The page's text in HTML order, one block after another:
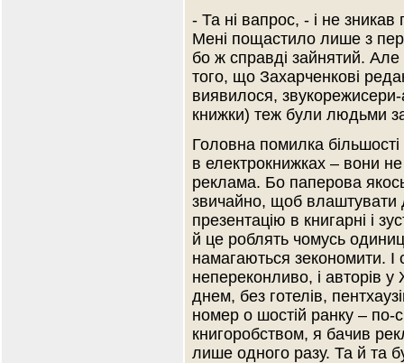
- Та ні вапрос, - і не
Мені пощастило лише з
бо ж справді зайнятий. Але
того, що Захарченкові
виявилося, звукорежисери-
книжки) теж були людьми
Головна помилка
в електрокнижках – вони
реклама. Бо паперова
звичайно, щоб влаштувати
презентацію в книгарні і
й це роблять чомусь
намагаються зекономити. І
непереконливо, і авторів
днем, без готелів,
номер о шостій ранку – по-
книгоробством, я бачив
лише одного разу. Та й та